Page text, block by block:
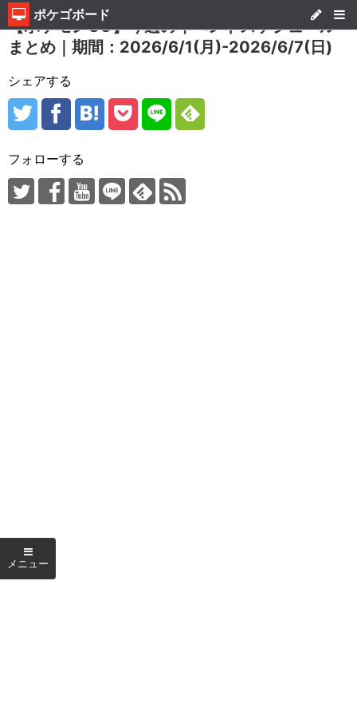
ポケゴボード
【ポケモンGO】今週のイベントスケジュール
まとめ｜期間：2026/6/1(月)-2026/6/7(日)
シェアする
フォローする